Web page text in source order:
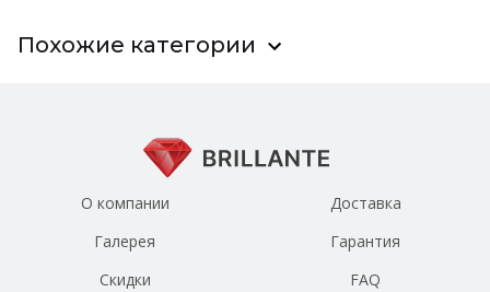
Похожие категории
О компании
Галерея
Скидки
Доставка
Гарантия
FAQ